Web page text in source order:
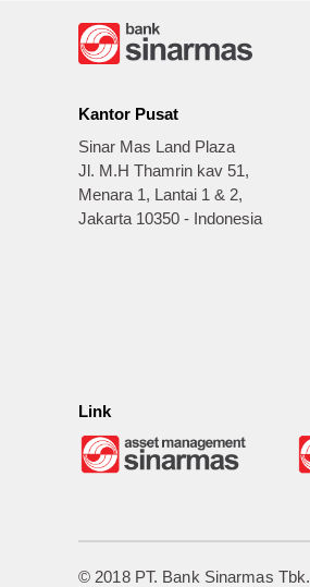
Kantor Pusat
Sinar Mas Land Plaza
Jl. M.H Thamrin kav 51,
Menara 1, Lantai 1 & 2,
Jakarta 10350 - Indonesia
Link
© 2018 PT. Bank Sinarmas Tbk.